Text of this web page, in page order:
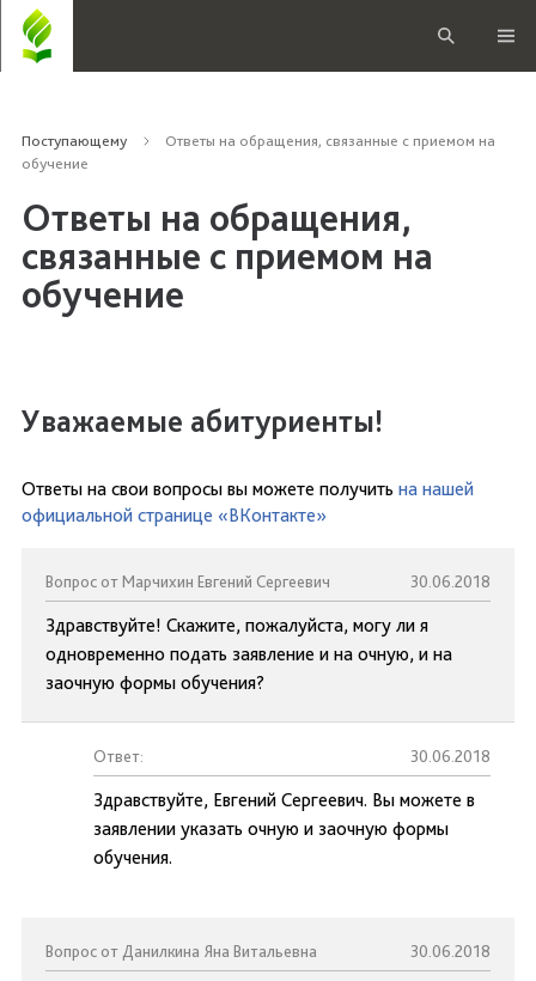
Поступающему
Ответы на обращения, связанные с приемом на
обучение
Ответы на обращения,
связанные с приемом на
обучение
Уважаемые абитуриенты!
Ответы на свои вопросы вы можете получить на нашей
официальной странице «ВКонтакте»
Вопрос от Марчихин Евгений Сергеевич 30.06.2018
Здравствуйте! Скажите, пожалуйста, могу ли я
одновременно подать заявление и на очную, и на
заочную формы обучения?
Ответ: 30.06.2018
Здравствуйте, Евгений Сергеевич. Вы можете в
заявлении указать очную и заочную формы
обучения.
Вопрос от Данилкина Яна Витальевна 30.06.2018